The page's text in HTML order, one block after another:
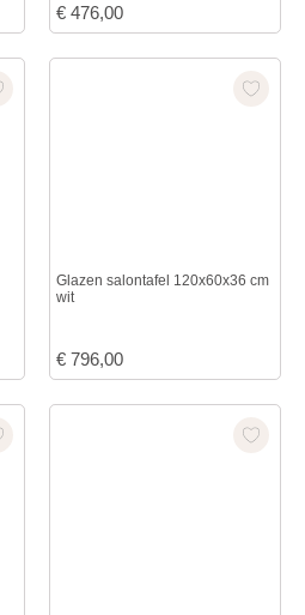
€ 476,00
Glazen salontafel 120x60x36 cm
wit
€ 796,00